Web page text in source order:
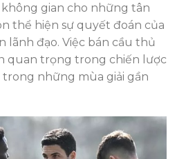
gian cho những tân
thể hiện sự quyết đoán của
lãnh đạo. Việc bán cầu thủ
quan trọng trong chiến lược
những mùa giải gần